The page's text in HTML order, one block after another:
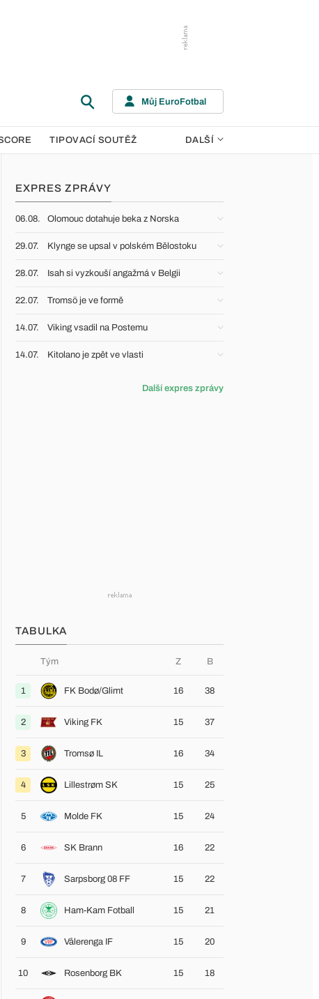
Můj EuroFotbal
TIPOVACÍ SOUTĚŽ DALŠÍ
EXPRES ZPRÁVY
06.08. Olomouc dotahuje beka z Norska
29.07. Klynge se upsal v polském Bělostoku
28.07. Isah si vyzkouší angažmá v Belgii
22.07. Tromsö je ve formě
14.07. Viking vsadil na Postemu
14.07. Kitolano je zpět ve vlasti
Další expres zprávy
TABULKA
Tým Z B
1 FK Bodø/Glimt 16 38
2 Viking FK 15 37
3 Tromsø IL 16 34
4 Lillestrøm SK 15 25
5 Molde FK 15 24
6 SK Brann 16 22
7 Sarpsborg 08 FF 15 22
8 Ham-Kam Fotball 15 21
9 Vålerenga IF 15 20
10 Rosenborg BK 15 18